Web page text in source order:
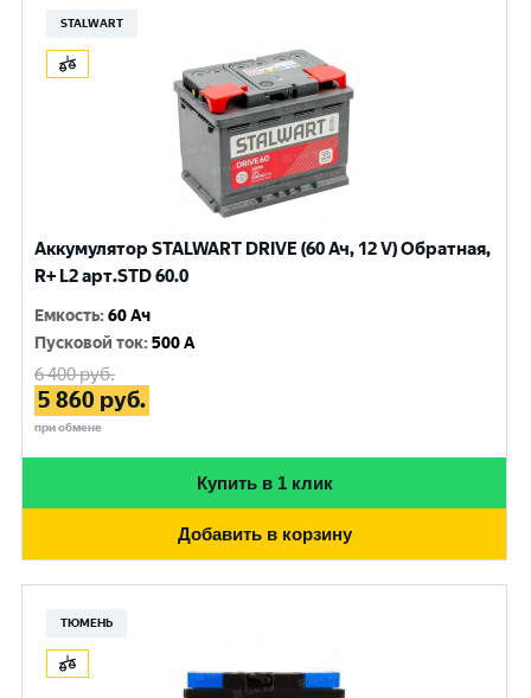
STALWART
Аккумулятор STALWART DRIVE (60 Ач, 12 V) Обратная,
R+ L2 арт.STD 60.0
Емкость:60 Ач
Пусковой ток:500 A
6 400руб.
5 860 руб.
при обмене
Купить в 1 клик
Добавить в корзину
ТЮМЕНЬ